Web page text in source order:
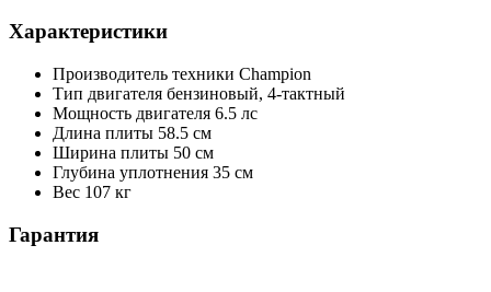
Характеристики
Производитель техники Champion
Тип двигателя бензиновый, 4-тактный
Мощность двигателя 6.5 лс
Длина плиты 58.5 см
Ширина плиты 50 см
Глубина уплотнения 35 см
Вес 107 кг
Гарантия